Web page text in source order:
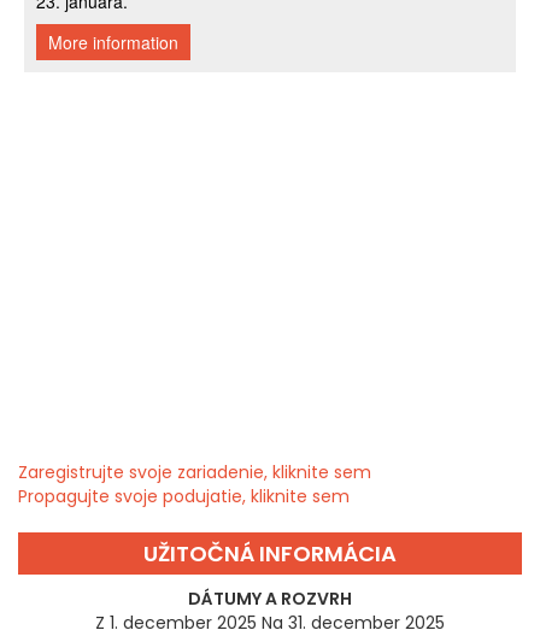
Zaregistrujte svoje zariadenie, kliknite sem
Propagujte svoje podujatie, kliknite sem
UŽITOČNÁ INFORMÁCIA
DÁTUMY A ROZVRH
Z 1. december 2025 Na 31. december 2025